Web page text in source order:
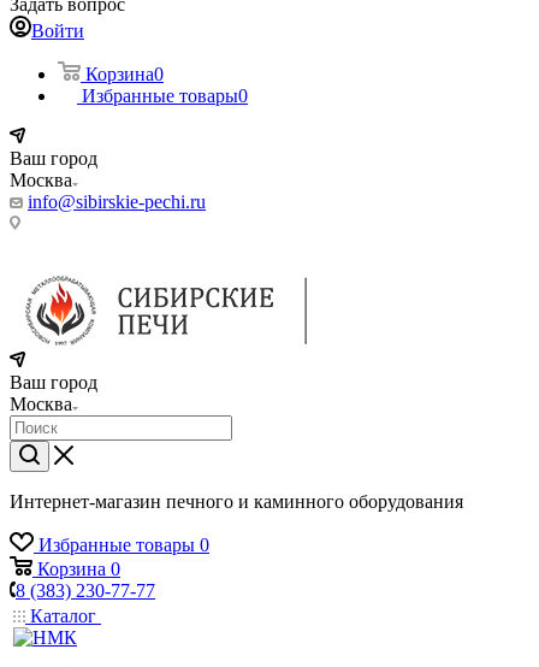
Задать вопрос
Войти
Корзина0
Избранные товары0
Ваш город
Москва
info@sibirskie-pechi.ru
Ваш город
Москва
Интернет-магазин печного и каминного оборудования
Избранные товары 0
Корзина 0
8 (383) 230-77-77
Каталог